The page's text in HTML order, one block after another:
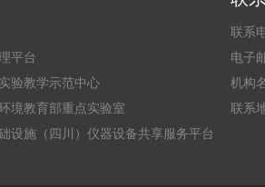
平台
验教学示范中心
境教育部重点实验室
设施（四川）仪器设备共享服务平台
联系
电子
机构
联系